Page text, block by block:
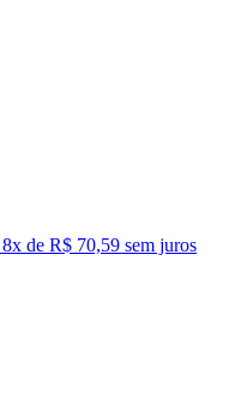
8x de R$ 70,59 sem juros